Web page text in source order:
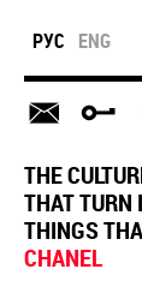
РУС ENG
THE
THAT TURN
THINGS
CHANEL